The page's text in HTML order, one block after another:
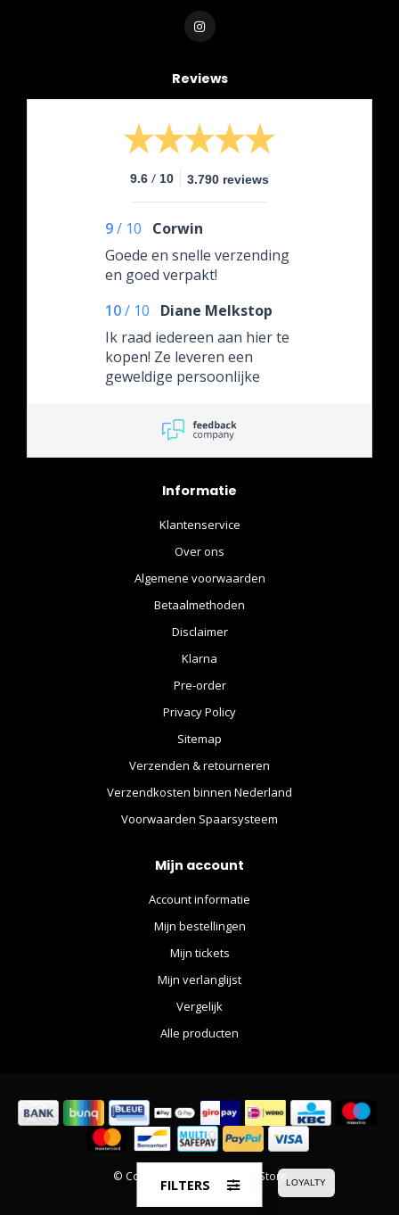
Reviews
9.6 / 10 3.790 reviews
9/ 10
Corwin
Goede en snelle verzending
en goed verpakt!
10/ 10
Diane Melkstop
Ik raad iedereen aan hier te
kopen! Ze leveren een
geweldige persoonlijke
Dus daar bestellen want
alles komt goed!!!!
Informatie
Klantenservice
Over ons
Algemene voorwaarden
Betaalmethoden
Disclaimer
Klarna
Pre-order
Privacy Policy
Sitemap
Verzenden & retourneren
Verzendkosten binnen Nederland
Voorwaarden Spaarsysteem
Mijn account
Account informatie
Mijn bestellingen
Mijn tickets
Mijn verlanglijst
Vergelijk
Alle producten
© Copyright 2026 The Movie Store
FILTERS LOYALTY